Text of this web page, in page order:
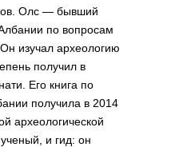
Олс — бывший
по вопросам
изучал археологию
получил в
Его книга по
получила в 2014
археологической
и гид: он